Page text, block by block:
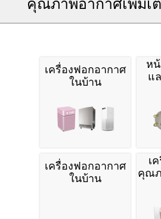
เครื่องฟอกอากาศ
ในบ้าน
ห
แ
เครื่องฟอกอากาศ
ในบ้าน
เ
คุณ